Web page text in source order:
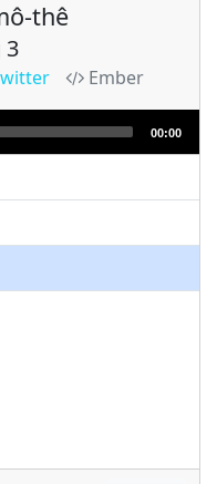
thê
3
Ember
00:00